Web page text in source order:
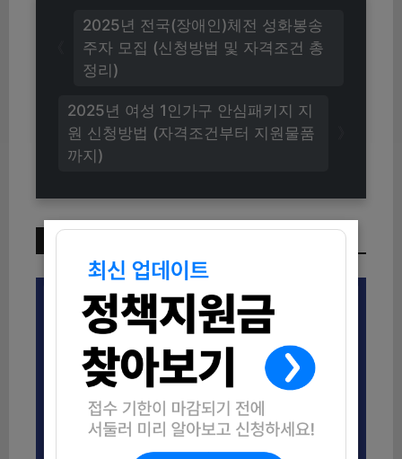
2025년 여성 1인가구 안심패키지 지
원 신청방법 (자격조건부터 지원물품
까지)
2025년 전국(장애인)체전 성화봉송
주자 모집 (신청방법 및 자격조건 총
정리)
이번 주 인기 글